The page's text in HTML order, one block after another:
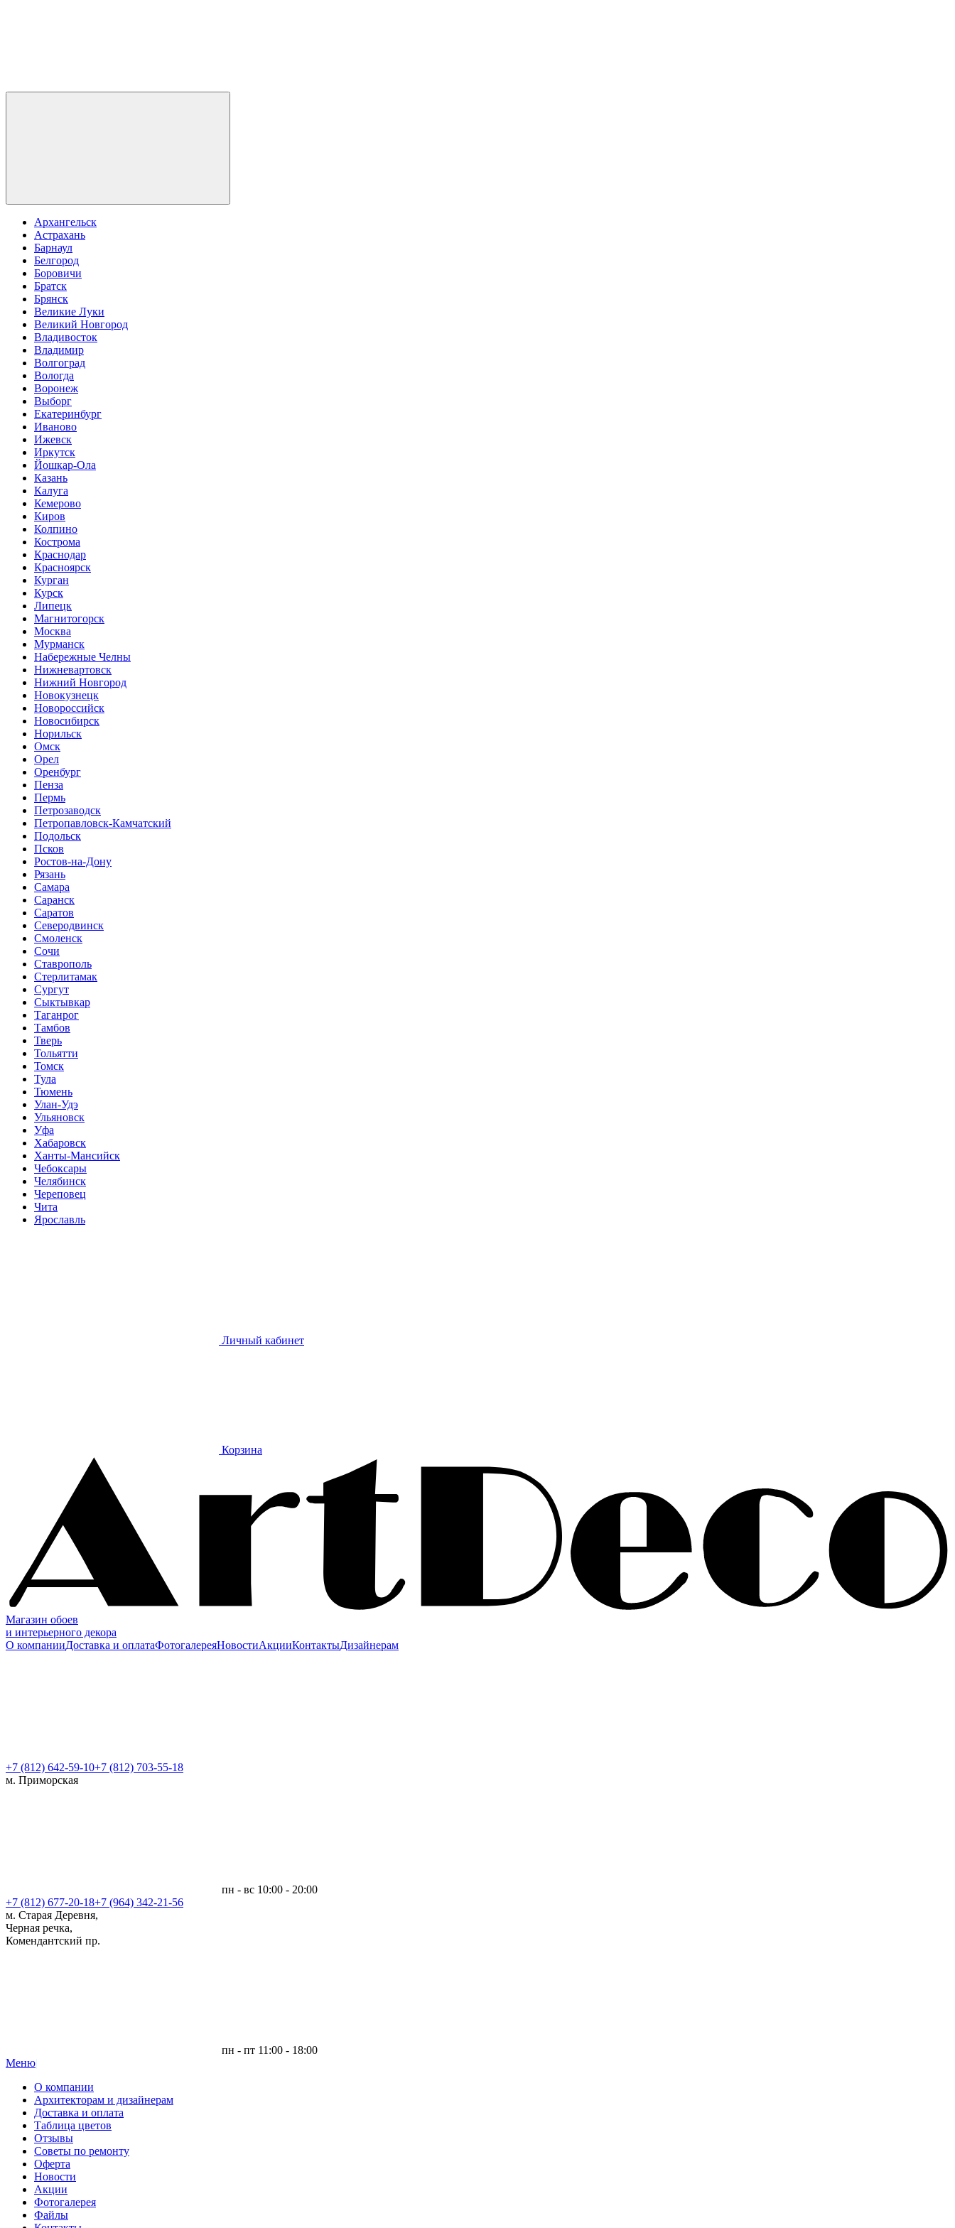
Архангельск
Астрахань
Барнаул
Белгород
Боровичи
Братск
Брянск
Великие Луки
Великий Новгород
Владивосток
Владимир
Волгоград
Вологда
Воронеж
Выборг
Екатеринбург
Иваново
Ижевск
Иркутск
Йошкар-Ола
Казань
Калуга
Кемерово
Киров
Колпино
Кострома
Краснодар
Красноярск
Курган
Курск
Липецк
Магнитогорск
Москва
Мурманск
Набережные Челны
Нижневартовск
Нижний Новгород
Новокузнецк
Новороссийск
Новосибирск
Норильск
Омск
Орел
Оренбург
Пенза
Пермь
Петрозаводск
Петропавловск-Камчатский
Подольск
Псков
Ростов-на-Дону
Рязань
Самара
Саранск
Саратов
Северодвинск
Смоленск
Сочи
Ставрополь
Стерлитамак
Сургут
Сыктывкар
Таганрог
Тамбов
Тверь
Тольятти
Томск
Тула
Тюмень
Улан-Удэ
Ульяновск
Уфа
Хабаровск
Ханты-Мансийск
Чебоксары
Челябинск
Череповец
Чита
Ярославль
Личный кабинет
Корзина
Магазин обоев
и интерьерного декора
О компанииДоставка и оплатаФотогалереяНовостиАкцииКонтактыДизайнерам
+7 (812) 642-59-10+7 (812) 703-55-18
м. Приморская
пн - вс 10:00 - 20:00
+7 (812) 677-20-18+7 (964) 342-21-56
м. Старая Деревня,
Черная речка,
Комендантский пр.
пн - пт 11:00 - 18:00
Меню|
О компании
Архитекторам и дизайнерам
Доставка и оплата
Таблица цветов
Отзывы
Советы по ремонту
Оферта
Новости
Акции
Фотогалерея
Файлы